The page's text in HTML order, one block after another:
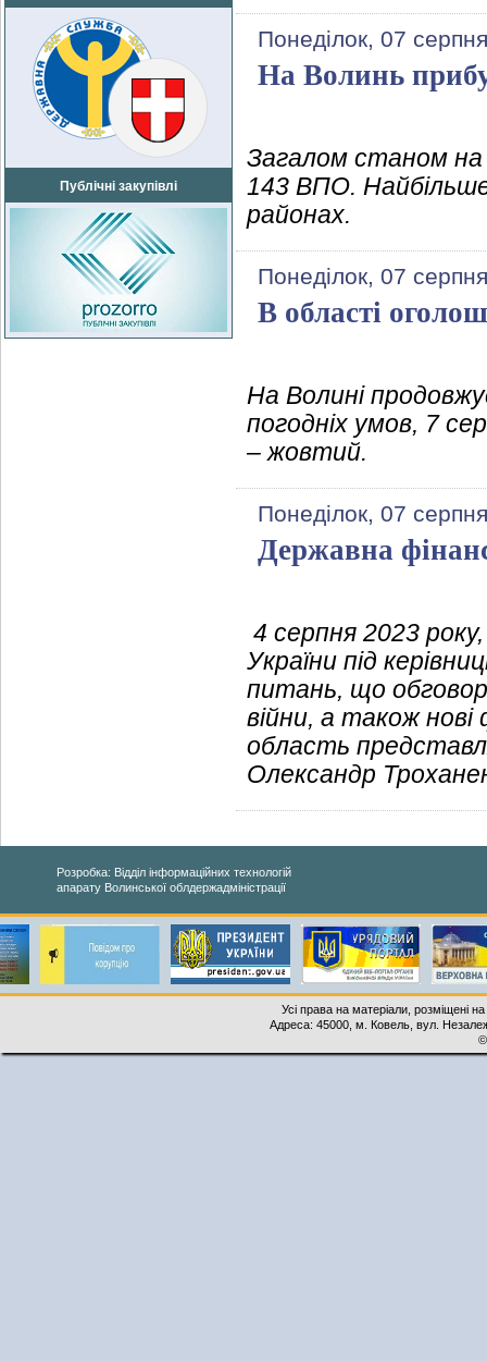
Публічні закупівлі
Понеділок, 07
На Волинь
Загалом станом на
143 ВПО.
районах.
Понеділок, 07
В області
На Волині
погодніх умов, 7
– жовтий.
Понеділок, 07
Державна
4 серпня 2023
України під
питань, що
війни, а також нові
область
Олександр
Розробка: Відділ інформаційних технологій
апарату Волинської облдержадміністрації
Усі права на матеріали, розміщені
Адреса: 45000, м. Ковель, вул.